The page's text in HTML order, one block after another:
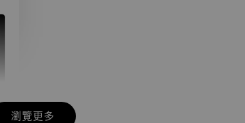
瀏覽更多